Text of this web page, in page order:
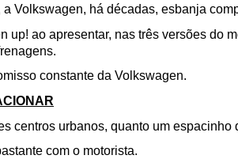
Volkswagen, há décadas, esbanja
up! ao apresentar, nas três versões do
constante da Volkswagen.
centros urbanos, quanto um espacinho
com o motorista.